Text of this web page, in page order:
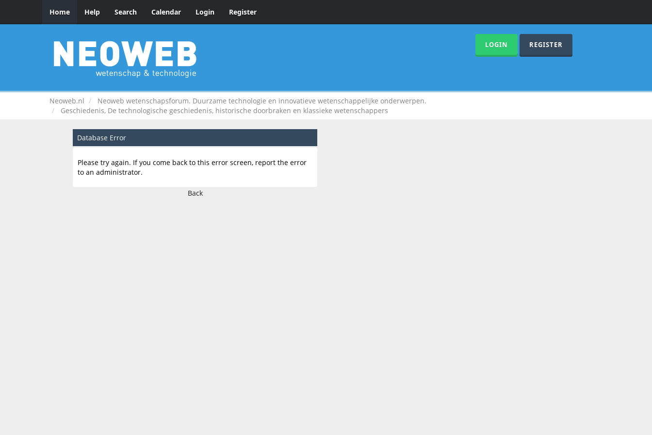
Home Help Search Calendar Login Register
LOGIN REGISTER
Neoweb.nl
Neoweb wetenschapsforum. Duurzame technologie en innovatieve wetenschappelijke onderwerpen.
Geschiedenis, De technologische geschiedenis, historische doorbraken en klassieke wetenschappers
Database Error
Please try again. If you come back to this error screen, report the error
to an administrator.
Back